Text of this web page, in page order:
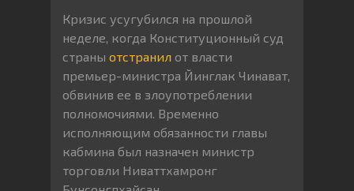
Кризис усугубился на прошлой
неделе, когда Конституционный суд
страны отстранил от власти
премьер-министра Йинглак Чинават,
обвинив ее в злоупотреблении
полномочиями. Временно
исполняющим обязанности главы
кабмина был назначен министр
торговли Ниваттхамронг